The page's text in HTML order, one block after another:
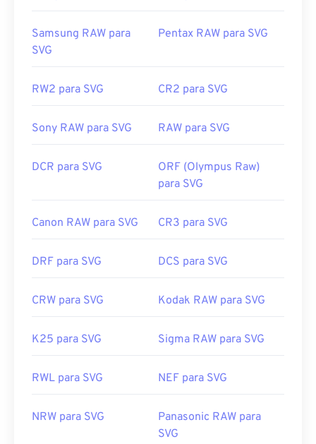
https://www.lifewire.com/psd-file-2622194
converter para tipos de arquivo não vetoriais,
ouSVG para PDF. Para converter para arquivos
vetoriais, como SVG para JPG, experimente nossas
Desenvolvido por: World Wide Web Consortium
(W3C)
Lançamento inicial:
4 de setembro de 2001
https://en.wikipedia.org/wiki/Scalable_Vector_Graphics
Samsung RAW para
SVG
Pentax RAW para SVG
RW2 para SVG CR2 para SVG
Sony RAW para SVG RAW para SVG
DCR para SVG
ORF (Olympus Raw)
para SVG
Canon RAW para SVG CR3 para SVG
DRF para SVG DCS para SVG
CRW para SVG Kodak RAW para SVG
K25 para SVG Sigma RAW para SVG
RWL para SVG NEF para SVG
NRW para SVG
Panasonic RAW para
SVG